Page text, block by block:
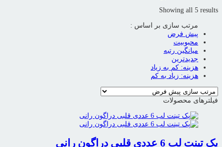
Showing all 5 results
مرتب سازی بر اساس :
پیش فرض
محبوبیت
میانگین رتبه
جدیدترین
هزینه: کم به زیاد
هزینه: زیاد به کم
فیلترهای محصولات
پک تینت لب 6 عددی قلبی دراگون رانی